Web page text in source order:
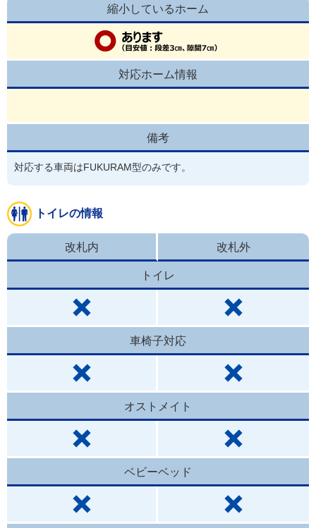
縮小しているホーム
対応ホーム情報
備考
対応する車両はFUKURAM型のみです。
トイレの情報
改札内 改札外
トイレ
車椅子対応
オストメイト
ベビーベッド